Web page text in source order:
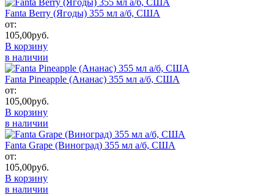
Fanta Berry (Ягоды) 355 мл а/б, США
от:
105,00руб.
В корзину
в наличии
Fanta Pineapple (Ананас) 355 мл а/б, США
от:
105,00руб.
В корзину
в наличии
Fanta Grape (Виноград) 355 мл а/б, США
от:
105,00руб.
В корзину
в наличии